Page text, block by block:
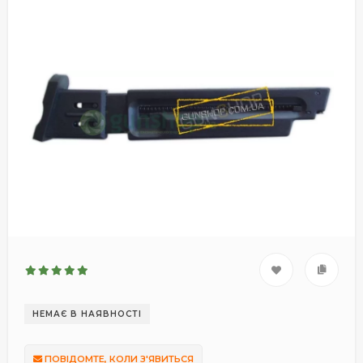
НЕМАЄ В НАЯВНОСТІ
ПОВІДОМТЕ, КОЛИ З'ЯВИТЬСЯ